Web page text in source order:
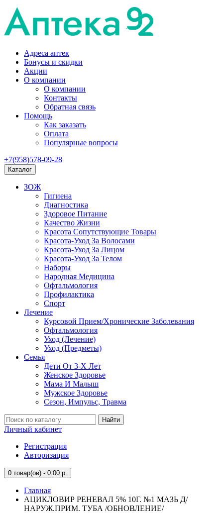
Адреса аптек
Бонусы и скидки
Акции
О компании
О компании
Контакты
Обратная связь
Помощь
Как заказать
Оплата
Популярные вопросы
+7(958)578-09-28
Каталог
ЗОЖ
Гигиена
Диагностика
Здоровое Питание
Качество Жизни
Красота Сопутствующие Товары
Красота-Уход За Волосами
Красота-Уход За Лицом
Красота-Уход За Телом
Наборы
Народная Медицина
Офтальмология
Профилактика
Спорт
Лечение
Курсовой Прием/Хронические Заболевания
Офтальмология
Уход (Лечение)
Уход (Предметы)
Семья
Дети От 3-Х Лет
Женское Здоровье
Мама И Малыш
Мужское Здоровье
Сезон, Импульс, Травма
Найти
Личный кабинет
Регистрация
Авторизация
0 товар(ов) - 0.00 р.
Главная
АЦИКЛОВИР РЕНЕВАЛ 5% 10Г. №1 МАЗЬ Д/
НАРУЖ.ПРИМ. ТУБА /ОБНОВЛЕНИЕ/